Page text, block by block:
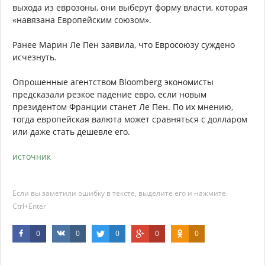
выхода из еврозоны, они выберут форму власти, которая
«навязана Европейским союзом».
Ранее Марин Ле Пен заявила, что Евросоюзу суждено
исчезнуть.
Опрошенные агентством Bloomberg экономисты
предсказали резкое падение евро, если новым
президентом Франции станет Ле Пен. По их мнению,
тогда европейская валюта может сравняться с долларом
или даже стать дешевле его.
источник
Если вы заметили ошибку в тексте, выделите его и нажмите
Ctrl+Enter
0 0 0 0 0